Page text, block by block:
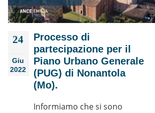
24
Giu
2022
Processo di
partecipazione per il
Piano Urbano Generale
(PUG) di Nonantola
(Mo).
Informiamo che si sono